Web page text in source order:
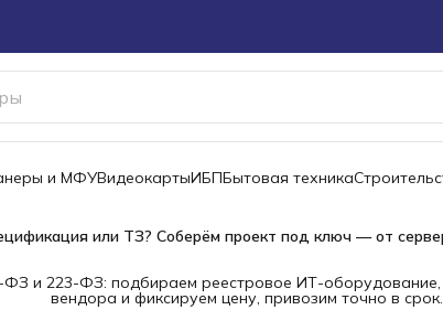
и МФУВидеокартыИБПБытовая техника
или ТЗ? Соберём проект под ключ — от
и 223-ФЗ: подбираем реестровое ИТ-
вендора и фиксируем цену, привозим точно в срок.